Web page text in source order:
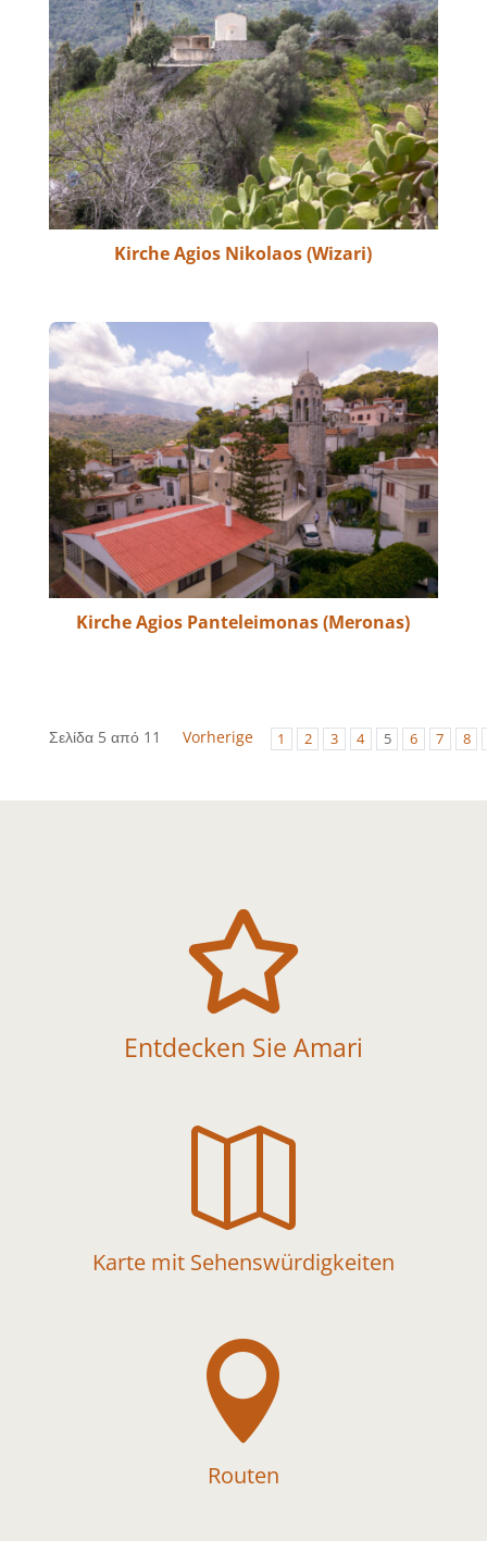
Kirche Agios Nikolaos (Wizari)
Kirche Agios Panteleimonas (Meronas)
Σελίδα 5 από 11 Vorherige 1 2 3 4 5 6 7 8

Entdecken Sie Amari

Karte mit Sehenswürdigkeiten

Routen